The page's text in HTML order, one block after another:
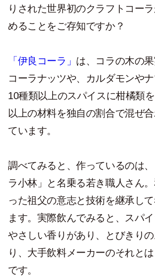
りされた世界初のクラフトコー
めることをご存知ですか？
「伊良コーラ」 は、コラの木の
コーラナッツや、カルダモンや
10種類以上のスパイスに柑橘類
以上の材料を独自の割合で混ぜ
ています。
調べてみると、作っているのは
ラ小林」と名乗る若き職人さん
った祖父の意志と技術を継承し
ます。実際飲んでみると、スパ
やさしい香りがあり、とびきり
り、大手飲料メーカーのそれと
です。